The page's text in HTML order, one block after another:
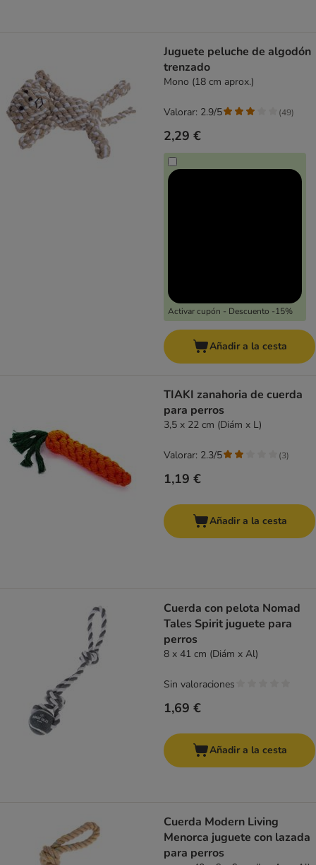
Juguete peluche de algodón
trenzado
Mono (18 cm aprox.)
2,29 €
Activar cupón - Descuento -15%
Valorar: 2.9/5 (49)
Añadir a la cesta
TIAKI zanahoria de cuerda
para perros
3,5 x 22 cm (Diám x L)
1,19 €
Valorar: 2.3/5 (3)
Añadir a la cesta
Cuerda con pelota Nomad
Tales Spirit juguete para
perros
8 x 41 cm (Diám x Al)
1,69 €
Sin valoraciones
Añadir a la cesta
Cuerda Modern Living
Menorca juguete con lazada
para perros